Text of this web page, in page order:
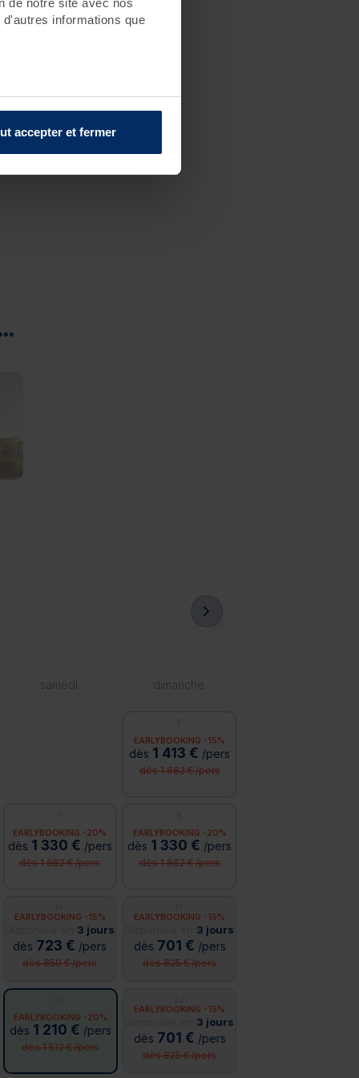
de notre site avec nos
informations que
accepter et fermer
samedi dimanche
EARLYBOOKING -15%
dès 1 413 € /pers
dès 1 662 € /pers
EARLYBOOKING -20%
dès 1 330 € /pers
dès 1 662 € /pers
EARLYBOOKING -20%
dès 1 330 € /pers
dès 1 662 € /pers
EARLYBOOKING -15%
3 jours
dès 723 € /pers
dès 850 € /pers
EARLYBOOKING -15%
3 jours
dès 701 € /pers
dès 825 € /pers
EARLYBOOKING -20%
dès 1 210 € /pers
dès 1 512 € /pers
EARLYBOOKING -15%
3 jours
dès 701 € /pers
dès 825 € /pers